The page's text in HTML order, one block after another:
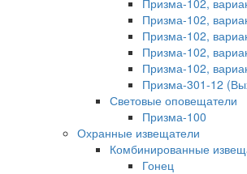
Призма-102,
Призма-102,
Призма-102,
Призма-102,
Призма-102,
Призма-301-12
Световые оповещатели
Призма-100
Охранные извещатели
Комбинированные
Гонец